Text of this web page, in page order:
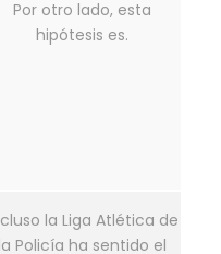
Por otro lado, esta
hipótesis es.
la Liga Atlética de
la Policía ha sentido el